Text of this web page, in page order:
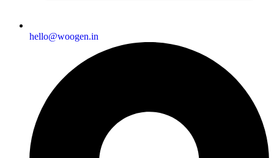
hello@woogen.in